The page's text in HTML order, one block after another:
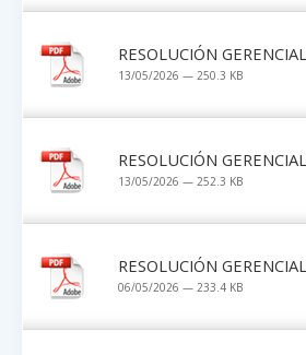
RESOLUCIÓN
13/05/2026 — 250.3 KB
RESOLUCIÓN
13/05/2026 — 252.3 KB
RESOLUCIÓN
06/05/2026 — 233.4 KB